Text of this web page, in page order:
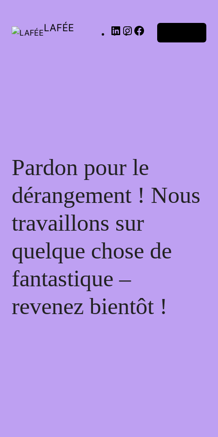
LAFÉE
Pardon pour le
dérangement ! Nous
travaillons sur
quelque chose de
fantastique –
revenez bientôt !